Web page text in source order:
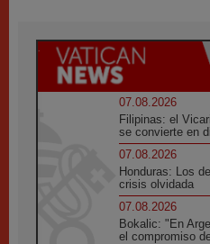
07.08.2026
Filipinas: el
se convierte en
07.08.2026
Honduras: Los
crisis olvidada
07.08.2026
Bokalic: "En
el compromiso